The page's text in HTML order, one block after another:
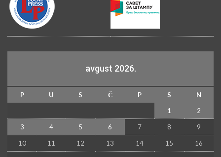
avgust 2026.
P U S Č P S
N
1
2
3 4 5 6 7 8 9
10 11 12 13 14 15 16